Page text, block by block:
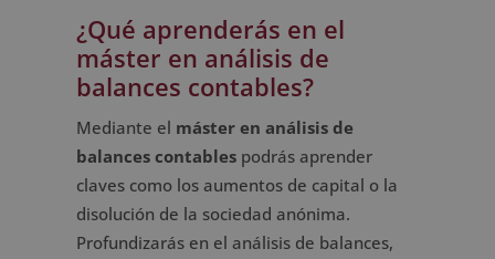
¿Qué aprenderás en el
máster en análisis de
balances contables?
Mediante el máster en análisis de
balances contablespodrás aprender
claves como los aumentos de capital o la
disolución de la sociedad anónima.
Profundizarás en el análisis de balances,